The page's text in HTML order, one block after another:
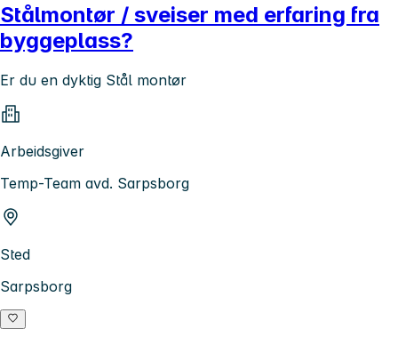
Stålmontør / sveiser med erfaring fra
byggeplass?
Er du en dyktig Stål montør
Arbeidsgiver
Temp-Team avd. Sarpsborg
Sted
Sarpsborg